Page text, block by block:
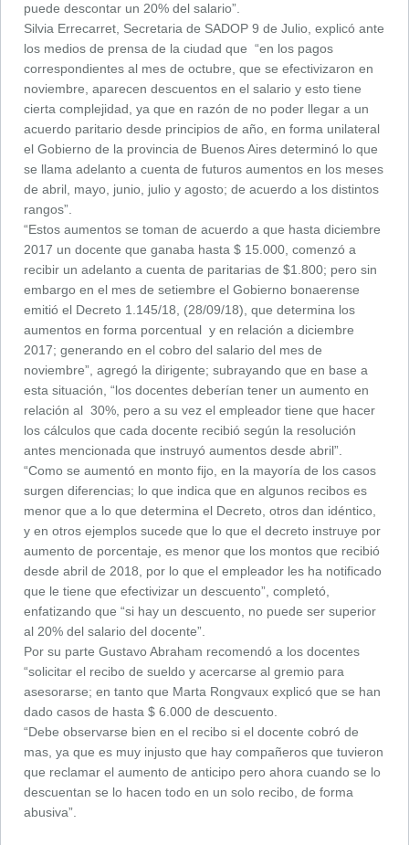
puede descontar un 20% del salario”.
Silvia Errecarret, Secretaria de SADOP 9 de Julio, explicó ante
los medios de prensa de la ciudad que “en los pagos
correspondientes al mes de octubre, que se efectivizaron en
noviembre, aparecen descuentos en el salario y esto tiene
cierta complejidad, ya que en razón de no poder llegar a un
acuerdo paritario desde principios de año, en forma unilateral
el Gobierno de la provincia de Buenos Aires determinó lo que
se llama adelanto a cuenta de futuros aumentos en los meses
de abril, mayo, junio, julio y agosto; de acuerdo a los distintos
rangos”.
“Estos aumentos se toman de acuerdo a que hasta diciembre
2017 un docente que ganaba hasta $ 15.000, comenzó a
recibir un adelanto a cuenta de paritarias de $1.800; pero sin
embargo en el mes de setiembre el Gobierno bonaerense
emitió el Decreto 1.145/18, (28/09/18), que determina los
aumentos en forma porcentual y en relación a diciembre
2017; generando en el cobro del salario del mes de
noviembre”, agregó la dirigente; subrayando que en base a
esta situación, “los docentes deberían tener un aumento en
relación al 30%, pero a su vez el empleador tiene que hacer
los cálculos que cada docente recibió según la resolución
antes mencionada que instruyó aumentos desde abril”.
“Como se aumentó en monto fijo, en la mayoría de los casos
surgen diferencias; lo que indica que en algunos recibos es
menor que a lo que determina el Decreto, otros dan idéntico,
y en otros ejemplos sucede que lo que el decreto instruye por
aumento de porcentaje, es menor que los montos que recibió
desde abril de 2018, por lo que el empleador les ha notificado
que le tiene que efectivizar un descuento”, completó,
enfatizando que “si hay un descuento, no puede ser superior
al 20% del salario del docente”.
Por su parte Gustavo Abraham recomendó a los docentes
“solicitar el recibo de sueldo y acercarse al gremio para
asesorarse; en tanto que Marta Rongvaux explicó que se han
dado casos de hasta $ 6.000 de descuento.
“Debe observarse bien en el recibo si el docente cobró de
mas, ya que es muy injusto que hay compañeros que tuvieron
que reclamar el aumento de anticipo pero ahora cuando se lo
descuentan se lo hacen todo en un solo recibo, de forma
abusiva”.